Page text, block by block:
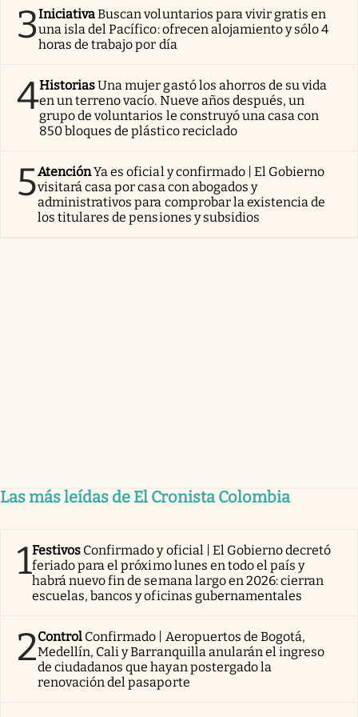
3IniciativaBuscan voluntarios para vivir gratis en
una isla del Pacífico: ofrecen alojamiento y sólo 4
horas de trabajo por día
4HistoriasUna mujer gastó los ahorros de su vida
en un terreno vacío. Nueve años después, un
grupo de voluntarios le construyó una casa con
850 bloques de plástico reciclado
5AtenciónYa es oficial y confirmado | El Gobierno
visitará casa por casa con abogados y
administrativos para comprobar la existencia de
los titulares de pensiones y subsidios
Las más leídas de El Cronista Colombia
1Festivos Confirmado y oficial | El Gobierno decretó
feriado para el próximo lunes en todo el país y
habrá nuevo fin de semana largo en 2026: cierran
escuelas, bancos y oficinas gubernamentales
2Control Confirmado | Aeropuertos de Bogotá,
Medellín, Cali y Barranquilla anularán el ingreso
de ciudadanos que hayan postergado la
renovación del pasaporte